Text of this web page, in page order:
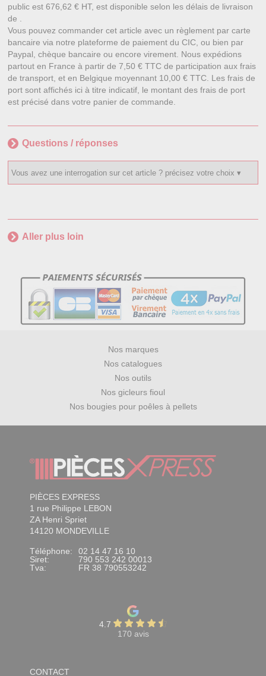
public est 676,62 € HT, est disponible selon les délais de livraison
de .
Vous pouvez commander cet article avec un règlement par carte
bancaire via notre plateforme de paiement du CIC, ou bien par
Paypal, chèque bancaire ou encore virement. Nous expédions
partout en France à partir de 7,50 € TTC de participation aux frais
de transport, et en Belgique moyennant 10,00 € TTC. Les frais de
port sont affichés ici à titre indicatif, le montant des frais de port
est précisé dans votre panier de commande.
Questions / réponses
Aller plus loin
Nos marques
Nos catalogues
Nos outils
Nos gicleurs fioul
Nos bougies pour poêles à pellets
PIÈCES EXPRESS
1 rue Philippe LEBON
ZA Henri Spriet
14120 MONDEVILLE
Téléphone:
02 14 47 16 10
Siret:
790 553 242 00013
Tva:
FR 38 790553242
4.7
170 avis
CONTACT